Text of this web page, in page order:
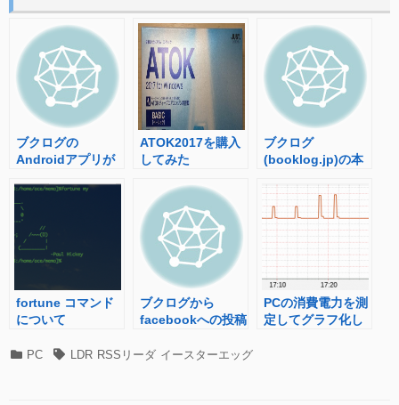
ブクログの
Androidアプリが
ATOK2017を購入
してみた
ブクログ
(booklog.jp)の本
wordpress用プラ
グインを作ってみ
た
fortune コマンド
について
ブクログから
facebookへの投稿
PCの消費電力を測
定してグラフ化し
カ PC
タ
LDR RSSリーダ イースターエッグ